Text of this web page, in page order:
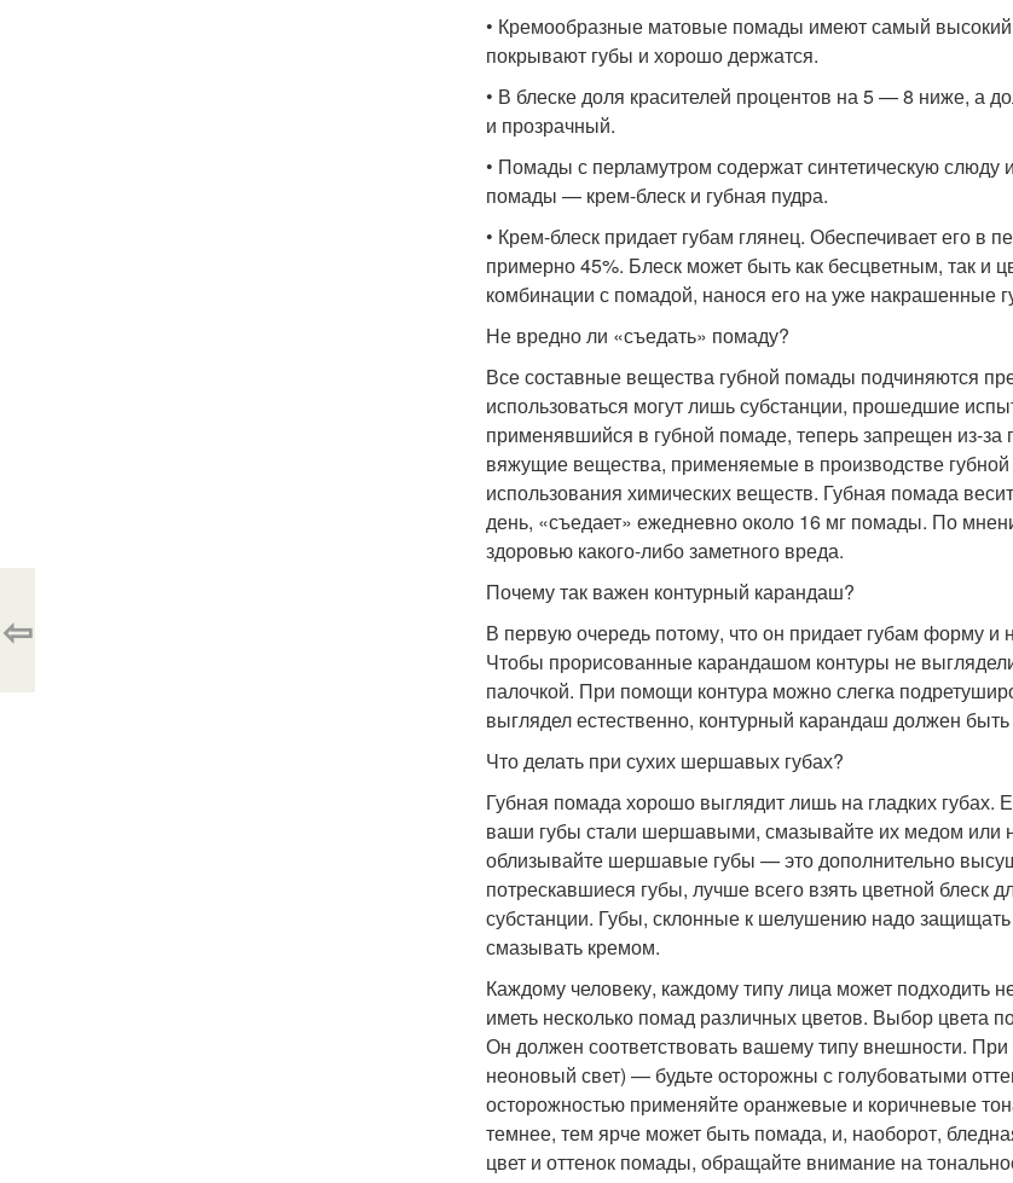
• Кремообразные матовые помады имеют самый
покрывают губы и хорошо держатся.
• В блеске доля красителей процентов на 5 — 8 ниже, а
и прозрачный.
• Помады с перламутром содержат синтетическую слюду
помады — крем-блеск и губная пудра.
• Крем-блеск придает губам глянец. Обеспечивает его в
примерно 45%. Блеск может быть как бесцветным, так и
комбинации с помадой, нанося его на уже накрашенные
Не вредно ли «съедать» помаду?
Все составные вещества губной помады подчиняются
использоваться могут лишь субстанции, прошедшие
применявшийся в губной помаде, теперь запрещен из-
вяжущие вещества, применяемые в производстве
использования химических веществ. Губная помада
день, «съедает» ежедневно около 16 мг помады. По
здоровью какого-либо заметного вреда.
Почему так важен контурный карандаш?
В первую очередь потому, что он придает губам форму и
Чтобы прорисованные карандашом контуры не
палочкой. При помощи контура можно слегка
выглядел естественно, контурный карандаш должен
Что делать при сухих шершавых губах?
Губная помада хорошо выглядит лишь на гладких
ваши губы стали шершавыми, смазывайте их медом или
облизывайте шершавые губы — это дополнительно
потрескавшиеся губы, лучше всего взять цветной
субстанции. Губы, склонные к шелушению надо
смазывать кремом.
Каждому человеку, каждому типу лица может подходить
иметь несколько помад различных цветов. Выбор цвета
Он должен соответствовать вашему типу внешности.
неоновый свет) — будьте осторожны с голубоватыми
осторожностью применяйте оранжевые и коричневые
темнее, тем ярче может быть помада, и, наоборот,
цвет и оттенок помады, обращайте внимание на
⇦